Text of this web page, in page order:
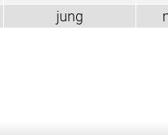
jung